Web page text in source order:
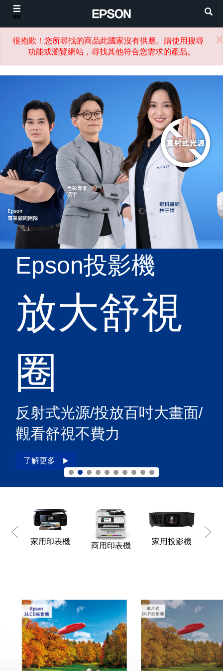
X
很抱歉！您所尋找的商品此國家沒有供應。請使用搜尋
功能或瀏覽網站，尋找其他符合您需求的產品。
Epson投影機
放大舒視
圈
反射式光源/投放百吋大畫面/
觀看舒視不費力
了解更多
家用印表機 商用印表機 家用投影機